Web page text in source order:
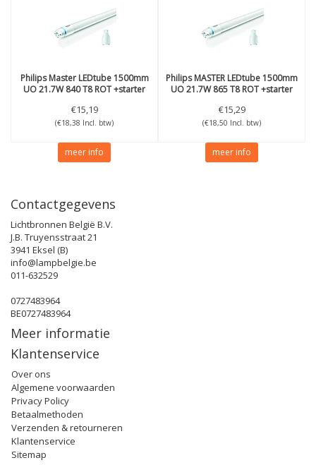
PhilipsMaster LEDtube 1500mm
UO 21.7W 840 T8 ROT +starter
€15,19
(€18,38 Incl. btw)
meer info
PhilipsMASTER LEDtube 1500mm
UO 21.7W 865 T8 ROT +starter
€15,29
(€18,50 Incl. btw)
meer info
Contactgegevens
Lichtbronnen België B.V.
J.B. Truyensstraat 21
3941 Eksel (B)
info@lampbelgie.be
011-632529
0727483964
BE0727483964
Meer informatie
Klantenservice
Over ons
Algemene voorwaarden
Privacy Policy
Betaalmethoden
Verzenden & retourneren
Klantenservice
Sitemap